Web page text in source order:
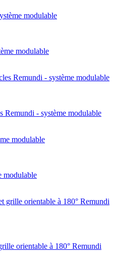
modulable
Remundi - système modulable
modulable
orientable à 180° Remundi